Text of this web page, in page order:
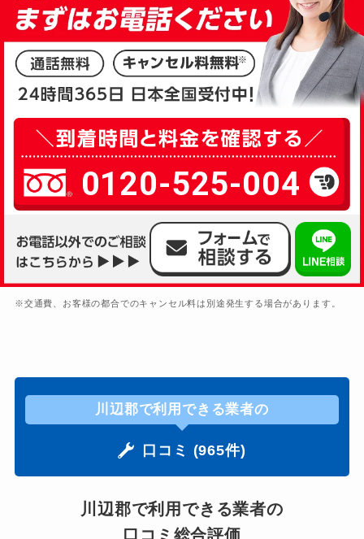
0120-525-004
※交通費、お客様の都合でのキャンセル料は別途発生する場合があります。
川辺郡で利用できる業者の
口コミ (965件)
川辺郡で利用できる業者の
口コミ総合評価